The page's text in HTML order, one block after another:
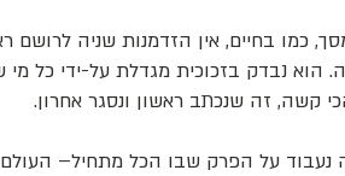
כמו בחיים, אין הזדמנות שניה
הוא נבדק בזכוכית מגדלת על-ידי כל
קשה, זה שנכתב ראשון ונסגר אחרון.
נעבוד על הפרק שבו הכל מתחיל– העולם